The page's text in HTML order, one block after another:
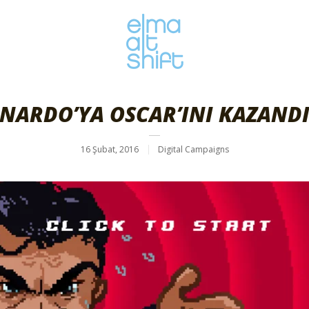
OSCAR’INI
16 Şubat, 2016 Digital Campaigns